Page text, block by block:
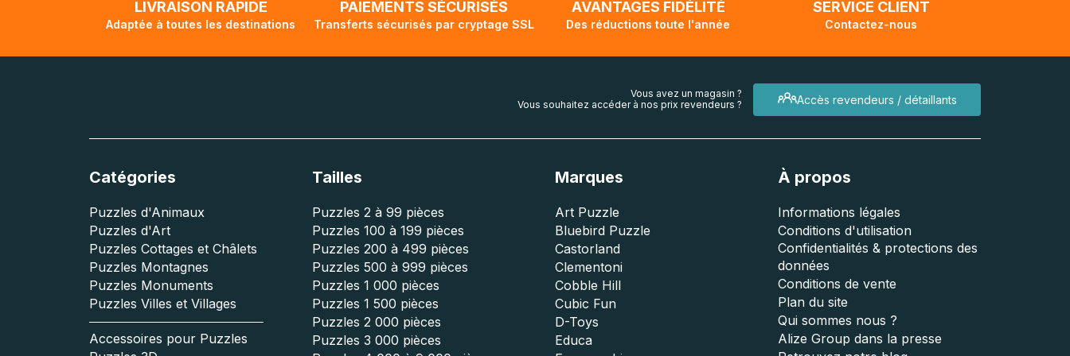
LIVRAISON RAPIDE
Adaptée à toutes les destinations
PAIEMENTS SÉCURISÉS
Transferts sécurisés par cryptage SSL
AVANTAGES FIDÉLITÉ
Des réductions toute l'année
SERVICE CLIENT
Contactez-nous
Accès revendeurs / détaillants
Vous avez un magasin ?
Vous souhaitez accéder à nos prix revendeurs ?
Catégories
Puzzles d'Animaux
Puzzles d'Art
Puzzles Cottages et Châlets
Puzzles Montagnes
Puzzles Monuments
Puzzles Villes et Villages
Accessoires pour Puzzles
Tailles
Puzzles 2 à 99 pièces
Puzzles 100 à 199 pièces
Puzzles 200 à 499 pièces
Puzzles 500 à 999 pièces
Puzzles 1 000 pièces
Puzzles 1 500 pièces
Puzzles 2 000 pièces
Puzzles 3 000 pièces
Marques
Art Puzzle
Bluebird Puzzle
Castorland
Clementoni
Cobble Hill
Cubic Fun
D-Toys
Educa
À propos
Informations légales
Conditions d'utilisation
Confidentialités & protections des
données
Conditions de vente
Plan du site
Qui sommes nous ?
Alize Group dans la presse